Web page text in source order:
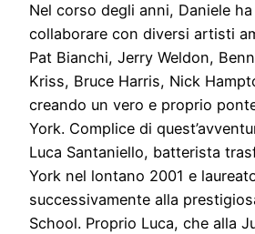
Nel corso degli anni, Daniele
collaborare con diversi artisti
Pat Bianchi, Jerry Weldon,
Kriss, Bruce Harris, Nick
creando un vero e proprio
York. Complice di
Luca Santaniello, batterista
York nel lontano 2001 e
successivamente alla
School. Proprio Luca, che alla